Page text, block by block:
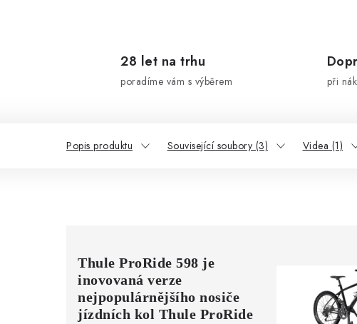
28 let na trhu
poradíme vám s výběrem při
Popis produktu Související soubory (3) Videa (1)
Thule ProRide 598 je
inovovaná verze
nejpopulárnějšího nosiče
jízdních kol Thule ProRide